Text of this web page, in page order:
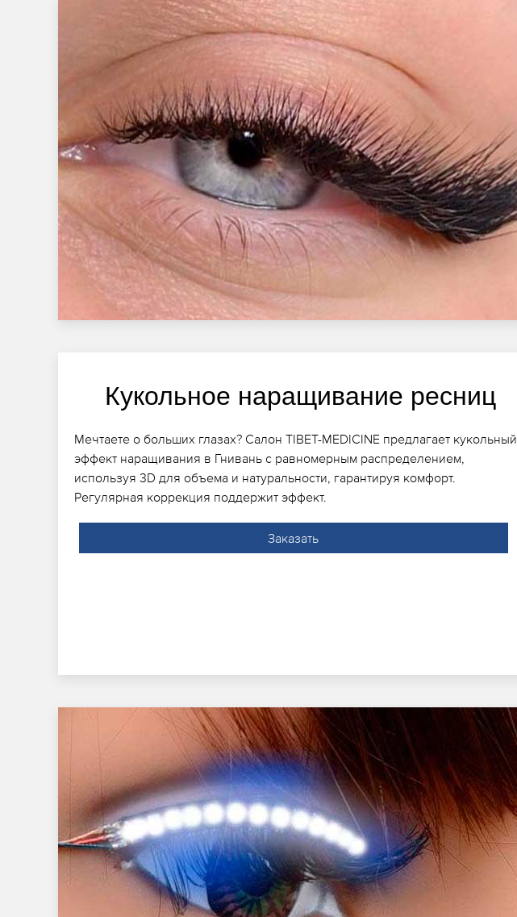
Кукольное наращивание ресниц
Мечтаете о больших глазах? Салон TIBET-MEDICINE предлагает кукольный
эффект наращивания в Гнивань с равномерным распределением,
используя 3D для объема и натуральности, гарантируя комфорт.
Регулярная коррекция поддержит эффект.
Заказать